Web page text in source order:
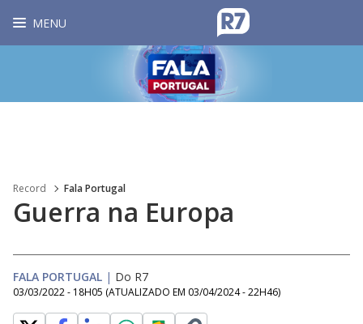
MENU
Record Fala Portugal
Guerra na Europa
FALA PORTUGAL | Do R7
03/03/2022 - 18H05 (ATUALIZADO EM 03/04/2024 - 22H46)